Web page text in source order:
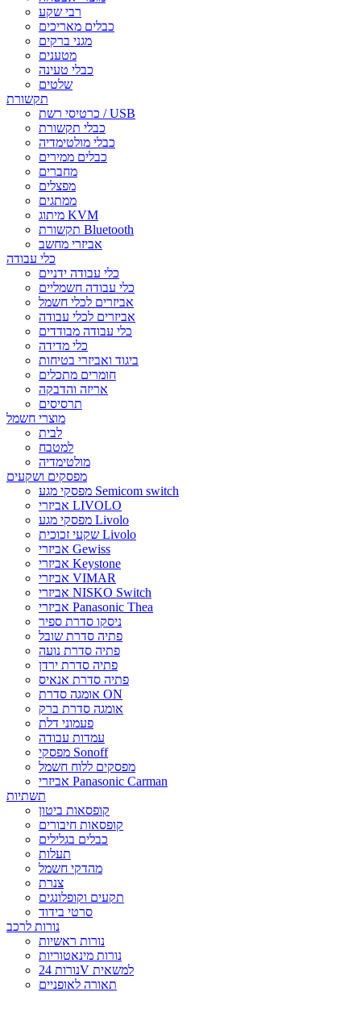
רבי שקע
כבלים מאריכים
מגני ברקים
מטענים
כבלי טעינה
שלטים
תקשורת
כרטיסי רשת / USB
כבלי תקשורת
כבלי מולטימדיה
כבלים ממירים
מחברים
מפצלים
ממתגים
מיתוג KVM
תקשורת Bluetooth
אביזרי מחשב
כלי עבודה
כלי עבודה ידניים
כלי עבודה חשמליים
אביזרים לכלי חשמל
אביזרים לכלי עבודה
כלי עבודה מבודדים
כלי מדידה
ביגוד ואביזרי בטיחות
חומרים מתכלים
אריזה והדבקה
תרסיסים
מוצרי חשמל
לבית
למטבח
מולטימדיה
מפסקים ושקעים
מפסקי מגע Semicom switch
אביזרי LIVOLO
מפסקי מגע Livolo
שקעי זכוכית Livolo
אביזרי Gewiss
אביזרי Keystone
אביזרי VIMAR
אביזרי NISKO Switch
אביזרי Panasonic Thea
ניסקו סדרת ספיר
פתיה סדרת שובל
פתיה סדרת נועה
פתיה סדרת ירדן
פתיה סדרת אנאיס
אומגה סדרת ON
אומגה סדרת ברק
פעמוני דלת
עמדות עבודה
מפסקי Sonoff
מפסקים ללוח חשמל
אביזרי Panasonic Carman
תשתיות
קופסאות ביטון
קופסאות חיבורים
כבלים בגלילים
תעלות
מהדקי חשמל
צנרת
תקעים וקופלונגים
סרטי בידוד
נורות לרכב
נורות ראשיות
נורות מינאטוריות
נורות 24V למשאית
תאורה לאופניים